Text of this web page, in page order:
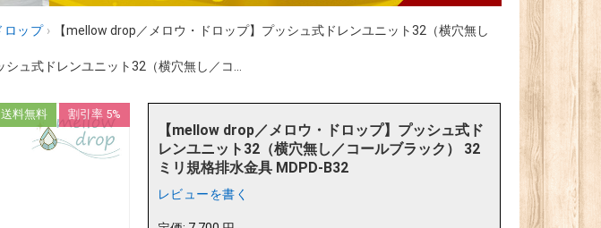
ロップ ›
【mellow drop／メロウ・ドロップ】プッシュ式ドレンユニット32（横穴無し
ュ式ドレンユニット32（横穴無し／コ...
送料無料 割引率 5%
【mellow drop／メロウ・ドロップ】プッシュ式ド
レンユニット32（横穴無し／コールブラック） 32
ミリ規格排水金具 MDPD-B32
レビューを書く